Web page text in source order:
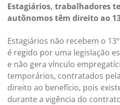
Estagiários, trabalhadores
autônomos têm direito ao
Estagiários não recebem o
é regido por uma legislação
e não gera vínculo
temporários, contratados
direito ao benefício, pois
durante a vigência do